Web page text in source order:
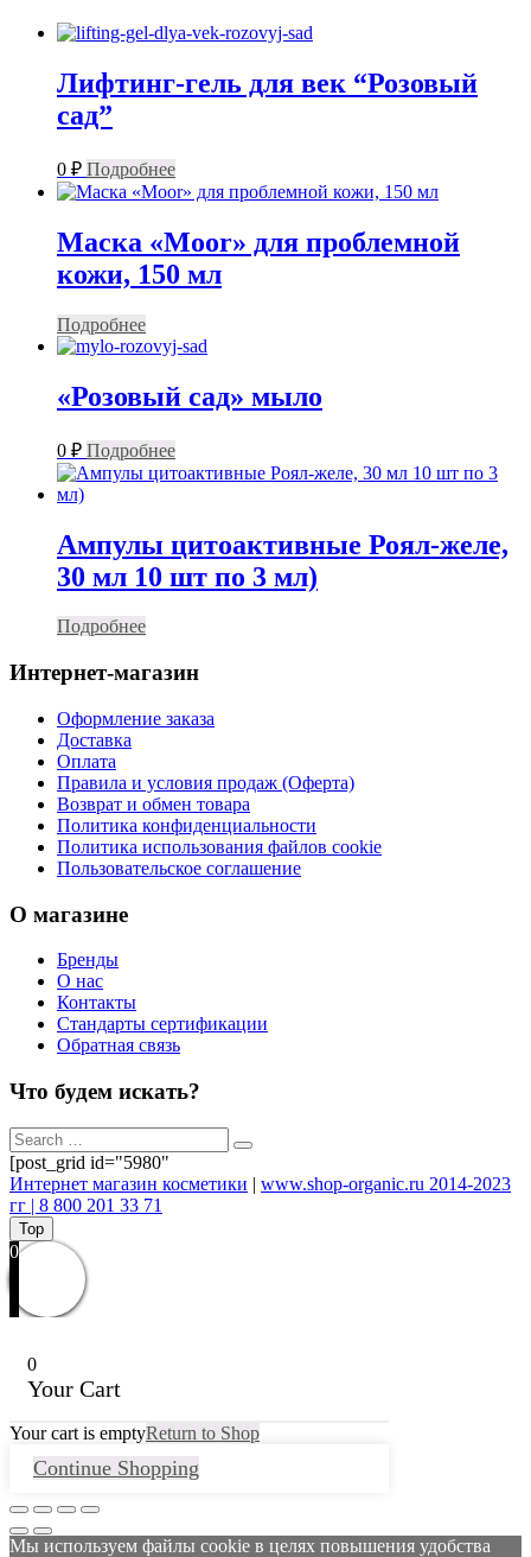
Лифтинг-гель для век “Розовый
сад”
0 ₽ Подробнее
Маска «Moor» для проблемной
кожи, 150 мл
Подробнее
«Розовый сад» мыло
0 ₽ Подробнее
Ампулы цитоактивные Роял-желе,
30 мл 10 шт по 3 мл)
Подробнее
Интернет-магазин
Оформление заказа
Доставка
Оплата
Правила и условия продаж (Оферта)
Возврат и обмен товара
Политика конфиденциальности
Политика использования файлов cookie
Пользовательское соглашение
О магазине
Бренды
О нас
Контакты
Стандарты сертификации
Обратная связь
Что будем искать?
[post_grid id="5980"
Интернет магазин косметики | www.shop-organic.ru 2014-2023
гг | 8 800 201 33 71
Top
0
0
Your Cart
Your cart is emptyReturn to Shop
Continue Shopping
Мы используем файлы cookie в целях повышения удобства